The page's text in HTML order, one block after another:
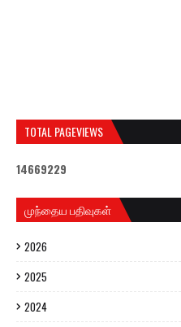
TOTAL PAGEVIEWS
14669229
முந்தைய பதிவுகள்
2026
2025
2024